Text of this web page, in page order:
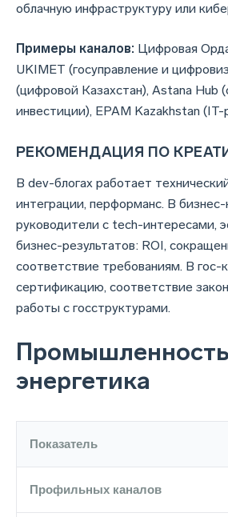
облачную инфраструктуру или
Примеры каналов: Цифровая
UKIMET (госуправление и
(цифровой Казахстан), Astana Hub
инвестиции), EPAM Kazakhstan (IT-
РЕКОМЕНДАЦИЯ ПО
В dev-блогах работает
интеграции, перформанс. В бизнес-
руководители с tech-интересами,
бизнес-результатов: ROI,
соответствие требованиям. В гос-
сертификацию, соответствие
работы с госструктурами.
энергетика
Показатель
Профильных каналов